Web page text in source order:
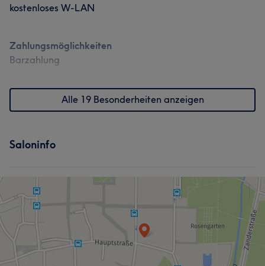
kostenloses W-LAN
Zahlungsmöglichkeiten
Barzahlung
Alle 19 Besonderheiten anzeigen
Saloninfo